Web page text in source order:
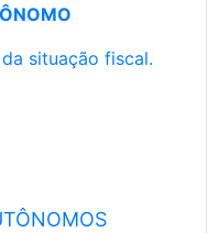
situação fiscal.